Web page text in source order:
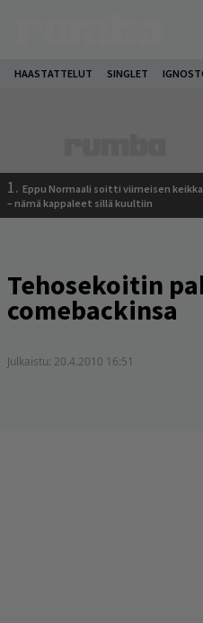
HAASTATTELUT SINGLET
1. Eppu Normaali soitti viimeisen
– nämä kappaleet sillä kuultiin
Tehosekoitin
comebackinsa
Julkaistu: 20.4.2010 16:51